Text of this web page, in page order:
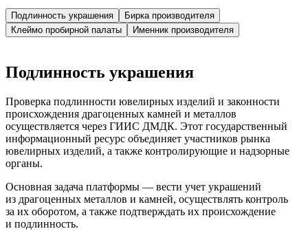
Подлинность украшения
Бирка производителя
Клеймо пробирной палаты
Именник производителя
Подлинность украшения
Проверка подлинности ювелирных изделий и законности
происхождения драгоценных камней и металлов
осуществляется через ГИИС ДМДК. Этот государственный
информационный ресурс объединяет участников рынка
ювелирных изделий, а также контролирующие и надзорные
органы.
Основная задача платформы — вести учет украшений
из драгоценных металлов и камней, осуществлять контроль
за их оборотом, а также подтверждать их происхождение
и подлинность.